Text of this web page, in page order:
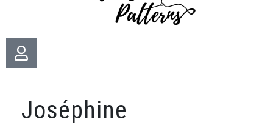
Joséphine